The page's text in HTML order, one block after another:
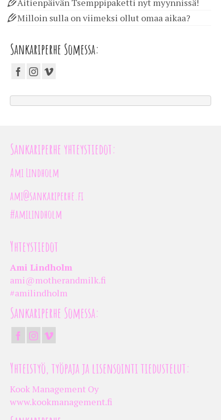
Milloin sulla on viimeksi ollut omaa aikaa?
Sankariperhe Somessa:
Sankariperhe yhteystiedot:
Ami Lindholm
ami@sankariperhe.fi
#amilindholm
Yhteystiedot
Ami Lindholm
ami@motherandmilk.fi
#amilindholm
Sankariperhe Somessa:
Yhteistyö, työpaja ja lisensointi tiedustelut:
Kook Management Oy
www.kookmanagement.fi